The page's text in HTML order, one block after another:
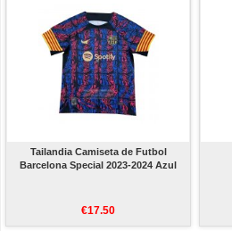
Tailandia Camiseta de Futbol
Barcelona Special 2023-2024 Azul
€17.50